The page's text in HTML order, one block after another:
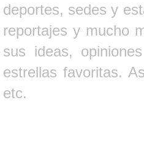
deportes, sedes y
reportajes y mucho
sus ideas,
estrellas favoritas.
etc.